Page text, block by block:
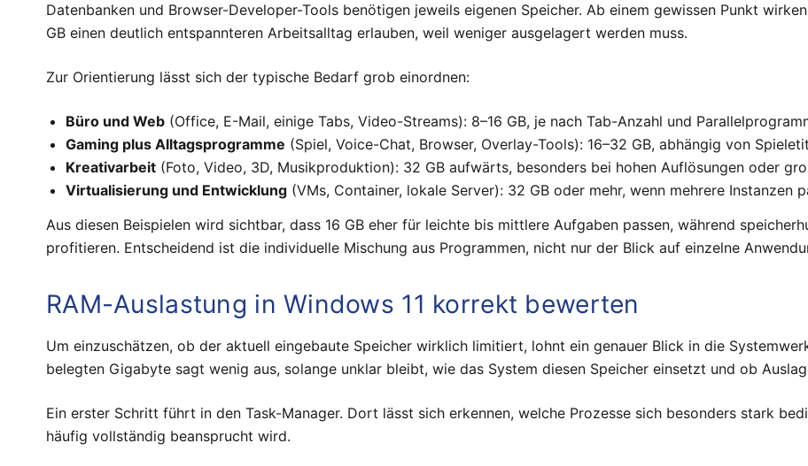
Datenbanken und Browser-Developer-Tools benötigen jeweils eigenen Speicher. Ab einem gewissen Punkt
GB einen deutlich entspannteren Arbeitsalltag erlauben, weil weniger ausgelagert werden muss.
Zur Orientierung lässt sich der typische Bedarf grob einordnen:
Büro und Web (Office, E-Mail, einige Tabs, Video-Streams): 8–16 GB, je nach Tab-Anzahl und
Gaming plus Alltagsprogramme (Spiel, Voice-Chat, Browser, Overlay-Tools): 16–32 GB, abhängig von
Kreativarbeit (Foto, Video, 3D, Musikproduktion): 32 GB aufwärts, besonders bei hohen Auflösungen oder
Virtualisierung und Entwicklung (VMs, Container, lokale Server): 32 GB oder mehr, wenn mehrere Instanzen
Aus diesen Beispielen wird sichtbar, dass 16 GB eher für leichte bis mittlere Aufgaben passen, während
profitieren. Entscheidend ist die individuelle Mischung aus Programmen, nicht nur der Blick auf einzelne
RAM-Auslastung in Windows 11 korrekt bewerten
Um einzuschätzen, ob der aktuell eingebaute Speicher wirklich limitiert, lohnt ein genauer Blick in die
belegten Gigabyte sagt wenig aus, solange unklar bleibt, wie das System diesen Speicher einsetzt und ob
Ein erster Schritt führt in den Task-Manager. Dort lässt sich erkennen, welche Prozesse sich besonders stark
häufig vollständig beansprucht wird.